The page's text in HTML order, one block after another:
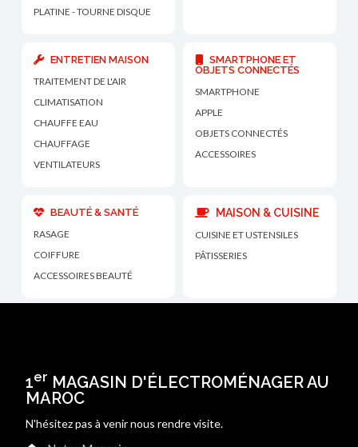
PLATINE - TOURNE DISQUE
ENTRETIEN MAISON
TRAITEMENT DE L'AIR
CLIMATISATION
CHAUFFE EAU
CHAUFFAGE
VENTILATEURS
SMARTPHONE ET
OBJETS CONNECTÉS
SMARTPHONE
APPLE
OBJETS CONNECTÉS
ACCESSOIRES
BEAUTÉ & SANTÉ
RASAGE
COIFFURE
ACCESSOIRES BEAUTÉ
MAISON & CUISINE
CUISINE ET USTENSILES
PÂTISSERIES
1er MAGASIN D'ÉLECTROMÉNAGER AU
MAROC
N'hésitez pas à venir nous rendre visite.